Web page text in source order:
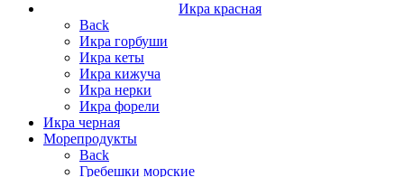
Икра красная
Back
Икра горбуши
Икра кеты
Икра кижуча
Икра нерки
Икра форели
Икра черная
Морепродукты
Back
Гребешки морские